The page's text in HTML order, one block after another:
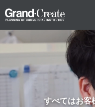
すべてはお客